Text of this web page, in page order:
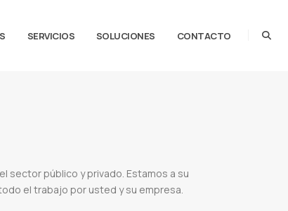
SERVICIOS SOLUCIONES CONTACTO
sector público y privado. Estamos a su
el trabajo por usted y su empresa.